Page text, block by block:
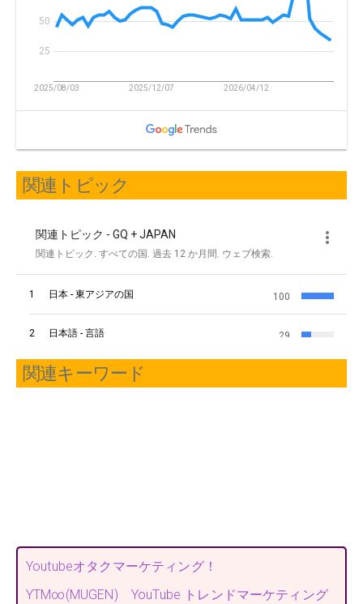
関連トピック
関連キーワード
Youtubeオタクマーケティング！
YTM∞(MUGEN) YouTube トレンドマーケティング